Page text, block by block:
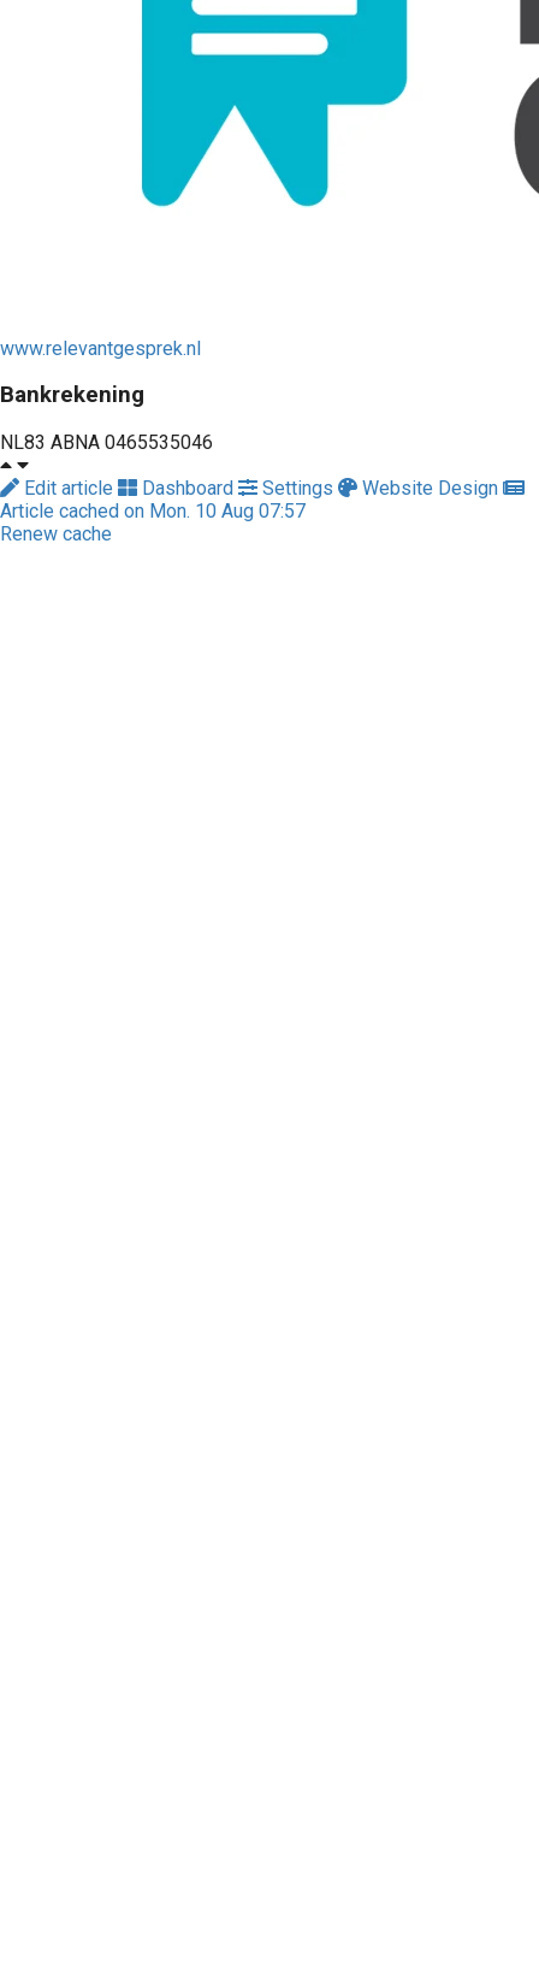
www.relevantgesprek.nl
Bankrekening
NL83 ABNA 0465535046
Edit article
Dashboard Settings
Website Design
Article cached on Mon. 10 Aug 07:57
Renew cache